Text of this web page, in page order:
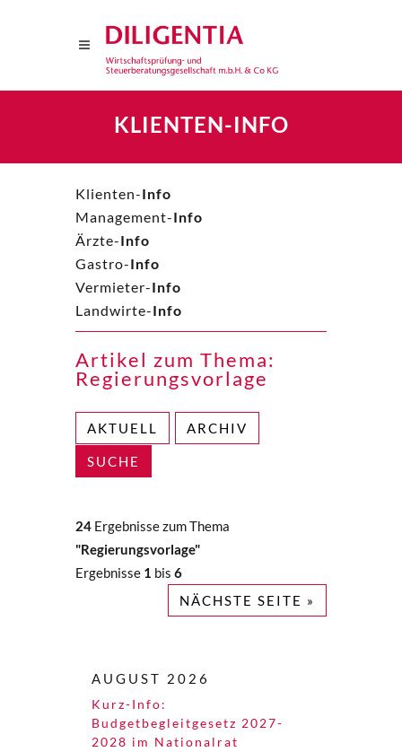
KLIENTEN-INFO
Klienten-Info
Management-Info
Ärzte-Info
Gastro-Info
Vermieter-Info
Landwirte-Info
Artikel zum Thema:
Regierungsvorlage
AKTUELL ARCHIV
SUCHE
24 Ergebnisse zum Thema
"Regierungsvorlage"
Ergebnisse 1 bis 6
NÄCHSTE SEITE »
AUGUST 2026
Kurz-Info:
Budgetbegleitgesetz 2027-
2028 im Nationalrat